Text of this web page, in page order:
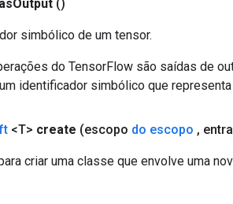
asOutput ()
simbólico de um tensor.
do TensorFlow são saídas de
identificador simbólico que
<T> create (escopo do escopo ,
criar uma classe que envolve uma